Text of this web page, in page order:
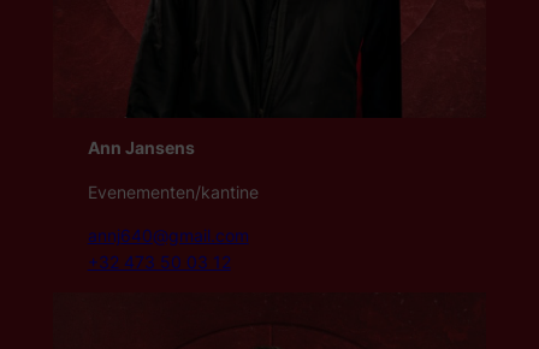
Ann Jansens
Evenementen/kantine
annj640@gmail.com
+32 473 50 03 12